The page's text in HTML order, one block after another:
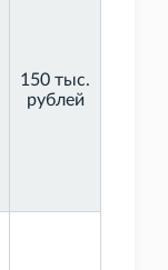
150 тыс.
рублей